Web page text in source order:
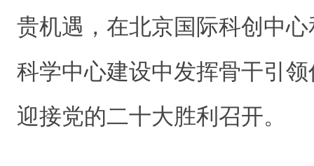
贵机遇， 在北京国际科创中心
科学中心建设中发挥骨干引
迎接党的二十大胜利召开。